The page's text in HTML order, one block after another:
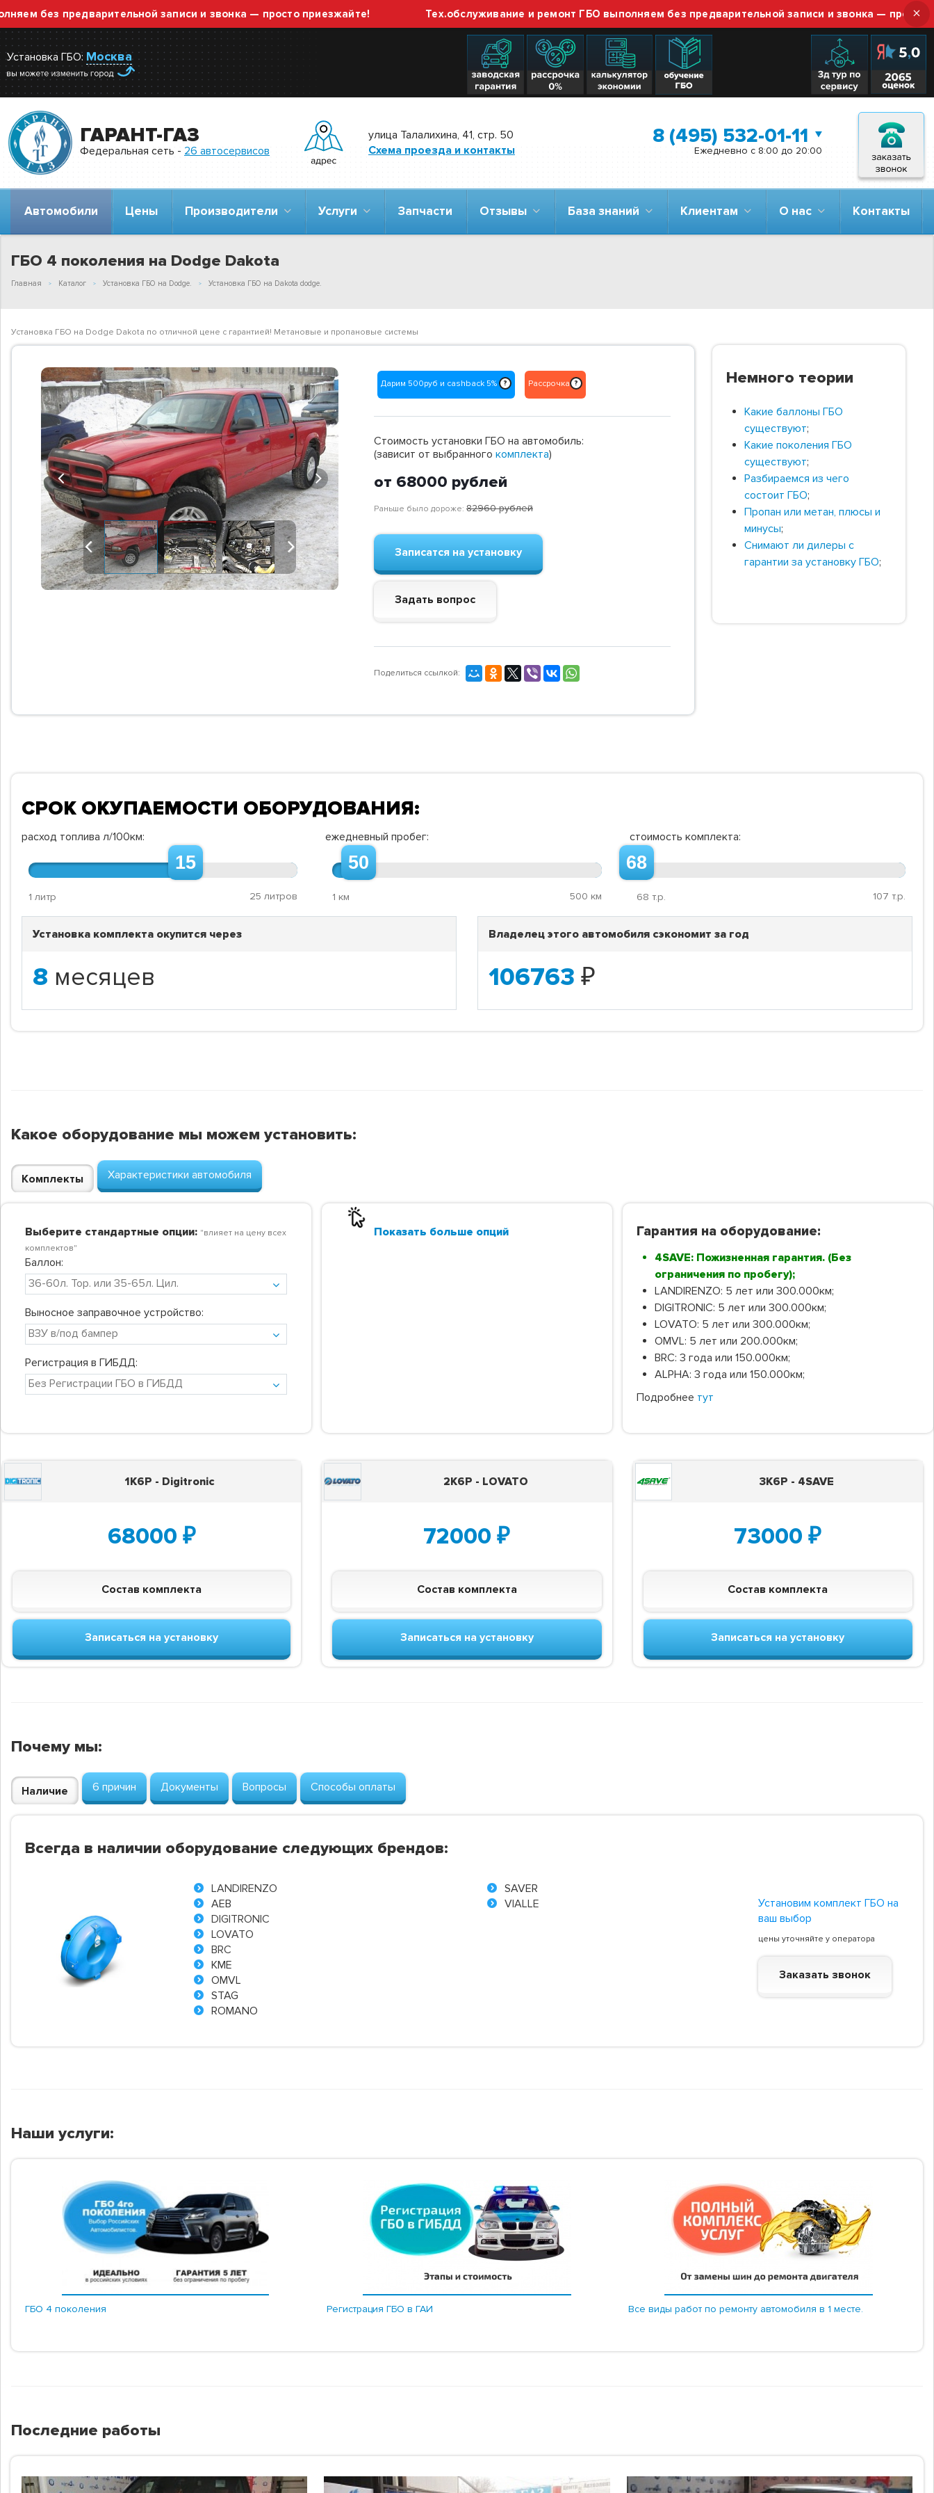
предварительной записи и звонка — просто приезжайте! Тех.обслуживание и ремонт ГБО выполняем без предварительной записи и звонка — просто ×
Установка ГБО: Москва
ГАРАНТ-ГАЗ
Федеральная сеть - 26 автосервисов
улица Талалихина, 41, стр. 50
Схема проезда и контакты
8 (495) 532-01-11
Ежедневно с 8:00 до 20:00
Автомобили Цены Производители Услуги Запчасти Отзывы База знаний Клиентам О нас Контакты
ГБО 4 поколения на Dodge Dakota
Главная Каталог Установка ГБО на Dodge. Установка ГБО на Dakota dodge.
Установка ГБО на Dodge Dakota по отличной цене с гарантией! Метановые и пропановые системы
Previous Next
Previous Next
Дарим 500руб и cashback 5% ? Рассрочка ?
Стоимость установки ГБО на автомобиль:
(зависит от выбранного комплекта)
от 68000 рублей
Раньше было дороже: 82960рублей
Записатся на установку
Задать вопрос
Поделиться ссылкой:
Немного теории
Какие баллоны ГБО
существуют;
Какие поколения ГБО
существуют;
Разбираемся из чего
состоит ГБО;
Пропан или метан, плюсы и
минусы;
Снимают ли дилеры с
гарантии за установку ГБО;
СРОК ОКУПАЕМОСТИ ОБОРУДОВАНИЯ:
расход топлива л/100км:
15
1 литр 25 литров
ежедневный пробег:
50
1 км 500 км
стоимость комплекта:
68
68 т.р. 107 т.р.
Установка комплекта окупится через
8 месяцев
Владелец этого автомобиля сэкономит за год
106763 ₽
Какое оборудование мы можем установить:
Комплекты Характеристики автомобиля
Выберите стандартные опции: "влияет на цену всех
комплектов"
Баллон:
Выносное заправочное устройство:
Регистрация в ГИБДД:
Показать больше опций Гарантия на оборудование:
4SAVE: Пожизненная гарантия. (Без
ограничения по пробегу);
LANDIRENZO: 5 лет или 300.000км;
DIGITRONIC: 5 лет или 300.000км;
LOVATO: 5 лет или 300.000км;
OMVL: 5 лет или 200.000км;
BRC: 3 года или 150.000км;
ALPHA: 3 года или 150.000км;
Подробнее тут
1K6P - Digitronic
68000 ₽
Состав комплекта
Записаться на установку
2K6P - LOVATO
72000 ₽
Состав комплекта
Записаться на установку
3K6P - 4SAVE
73000 ₽
Состав комплекта
Записаться на установку
Почему мы:
Наличие 6 причин Документы Вопросы Способы оплаты
Всегда в наличии оборудование следующих брендов:
LANDIRENZO
AEB
DIGITRONIC
LOVATO
BRC
KME
OMVL
STAG
ROMANO
SAVER
VIALLE
Установим комплект ГБО на
ваш выбор
цены уточняйте у оператора
Заказать звонок
Наши услуги:
ГБО 4 поколения Регистрация ГБО в ГАИ Все виды работ по ремонту автомобиля в 1 месте.
Последние работы